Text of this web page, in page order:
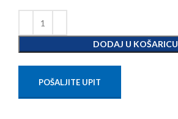
DODAJ U KOŠARICU
POŠALJITE UPIT